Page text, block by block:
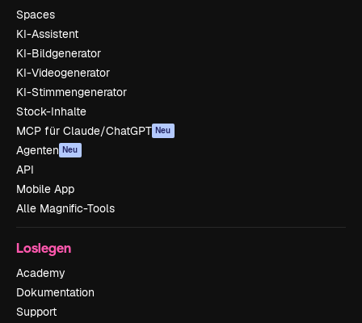
Spaces
KI-Assistent
KI-Bildgenerator
KI-Videogenerator
KI-Stimmengenerator
Stock-Inhalte
MCP für Claude/ChatGPT Neu
Agenten Neu
API
Mobile App
Alle Magnific-Tools
Loslegen
Academy
Dokumentation
Support